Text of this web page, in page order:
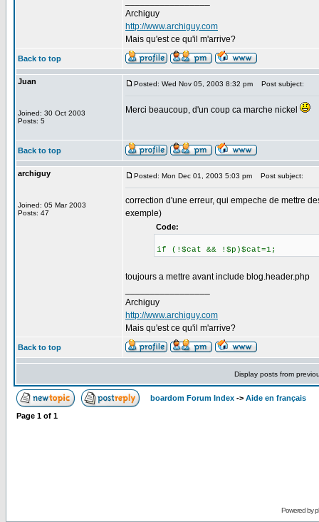
Archiguy
http://www.archiguy.com
Mais qu'est ce qu'il m'arrive?
Back to top
Juan
Joined: 30 Oct 2003
Posts: 5
Posted: Wed Nov 05, 2003 8:32 pm Post subject:
Merci beaucoup, d'un coup ca marche nickel
Back to top
archiguy
Joined: 05 Mar 2003
Posts: 47
Posted: Mon Dec 01, 2003 5:03 pm Post subject:
correction d'une erreur, qui empeche de mettre
exemple)
Code:
if (!$cat && !$p)$cat=1;
toujours a mettre avant include blog.header.php
Archiguy
http://www.archiguy.com
Mais qu'est ce qu'il m'arrive?
Back to top
Display posts from
boardom Forum Index -> Aide en français
Page 1 of 1
Powered by